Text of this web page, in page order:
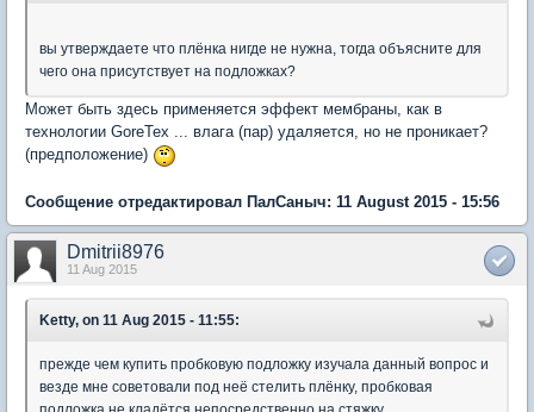
вы утверждаете что плёнка нигде не нужна, тогда объясните для
чего она присутствует на подложках?
Может быть здесь применяется эффект мембраны, как в
технологии GoreTex ... влага (пар) удаляется, но не проникает?
(предположение)
Сообщение отредактировал ПалСаныч: 11 August 2015 - 15:56
Dmitrii8976
11 Aug 2015
Ketty, on 11 Aug 2015 - 11:55:
прежде чем купить пробковую подложку изучала данный вопрос и
везде мне советовали под неё стелить плёнку, пробковая